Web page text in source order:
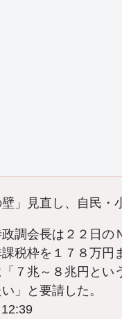
壁」見直し、自民
調会長は２２日の
税枠を１７８万円
７兆～８兆円とい
」と要請した。